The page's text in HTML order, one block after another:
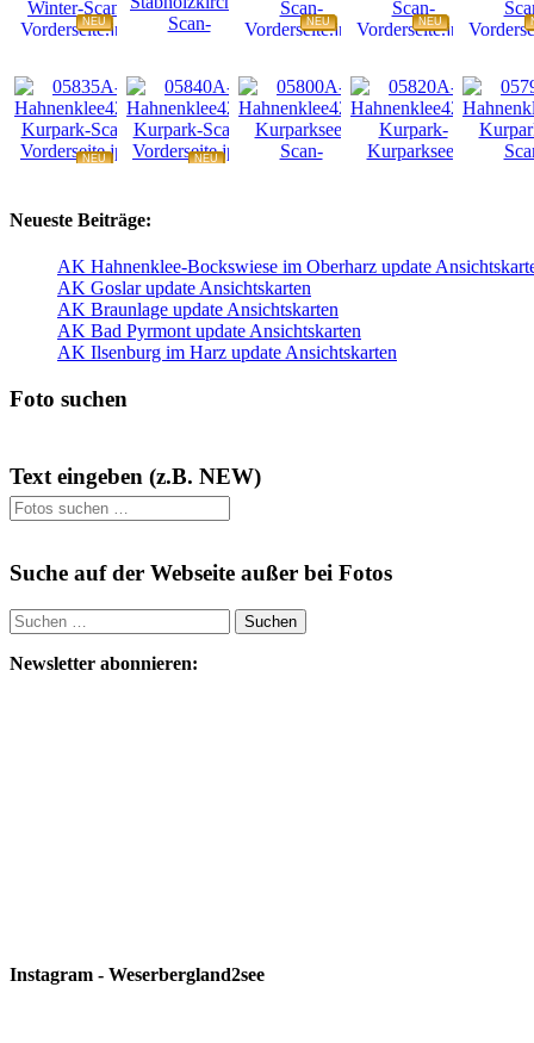
NEU NEU NEU
NEU
NEU
Neueste Beiträge:
AK Hahnenklee-Bockswiese im Oberharz update
AK Goslar update Ansichtskarten
AK Braunlage update Ansichtskarten
AK Bad Pyrmont update Ansichtskarten
AK Ilsenburg im Harz update Ansichtskarten
Foto suchen
Text eingeben (z.B. NEW)
Suche auf der Webseite außer bei Fotos
Suchen
nach:
Newsletter abonnieren:
Instagram - Weserbergland2see